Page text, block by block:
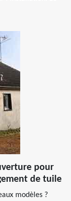
pour
de tuile
modèles ?